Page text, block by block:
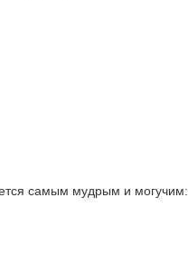
самым мудрым и могучим: